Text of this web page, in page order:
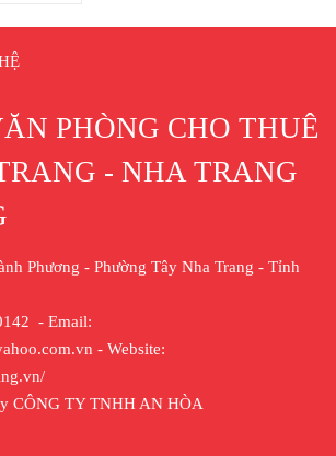
PHÒNG CHO THUÊ
- NHA TRANG
Phương - Phường Tây Nha Trang - Tỉnh
- Email:
- Website:
CÔNG TY TNHH AN HÒA